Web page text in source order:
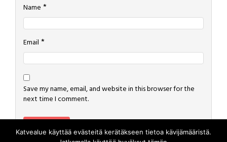
Name *
Email *
Save my name, email, and website in this browser for the
next time I comment.
Katvealue käyttää evästeitä kerätäkseen tietoa kävijämääristä.